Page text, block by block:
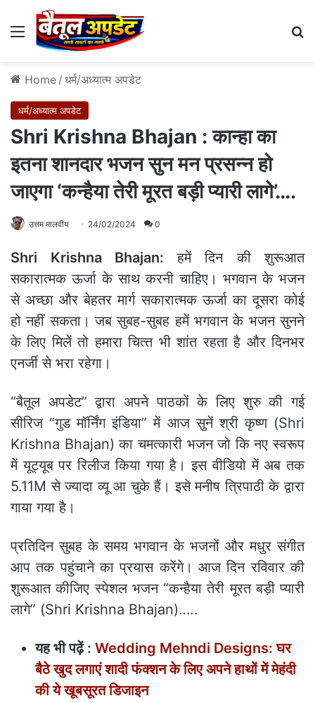
Menu
Home / धर्म/अध्यात्म अपडेट
धर्म/अध्यात्म अपडेट
Shri Krishna Bhajan : कान्‍हा का
इतना शानदार भजन सुन मन प्रसन्‍न हो
जाएगा ‘कन्हैया तेरी मूरत बड़ी प्यारी लागे’….
उत्तम मालवीय 24/02/2024 0
Shri Krishna Bhajan:हमें दिन की शुरूआत
सकारात्‍मक ऊर्जा के साथ करनी चाहिए। भगवान के भजन
से अच्‍छा और बेहतर मार्ग सकारात्‍मक ऊर्जा का दूसरा कोई
हो नहीं सकता। जब सुबह-सुबह हमें भगवान के भजन सुनने
के लिए मिलें तो हमारा चित्‍त भी शांत रहता है और दिनभर
एनर्जी से भरा रहेगा।
“बैतूल अपडेट” द्वारा अपने पाठकों के लिए शुरु की गई
सीरिज “गुड मॉर्निंग इंडिया” में आज सुनें श्री कृष्ण (Shri
Krishna Bhajan) का चमत्कारी भजन जो कि नए स्‍वरूप
में यूट्यूब पर रिलीज किया गया है। इस वीडियो में अब तक
5.11M से ज्यादा व्यू आ चुके हैं। इसे मनीष त्रिपाठी के द्वारा
गाया गया है।
प्रतिदिन सुबह के समय भगवान के भजनों और मधुर संगीत
आप तक पहुंचाने का प्रयास करेंगे। आज दिन रविवार की
शुरूआत कीजिए स्पेशल भजन “कन्हैया तेरी मूरत बड़ी प्यारी
लागे” (Shri Krishna Bhajan)…..
यह भी पढ़ें : Wedding Mehndi Designs: घर
बैठे खुद लगाएं शादी फंक्शन के लिए अपने हाथों में मेहंदी
की ये खूबसूरत डिजाइन